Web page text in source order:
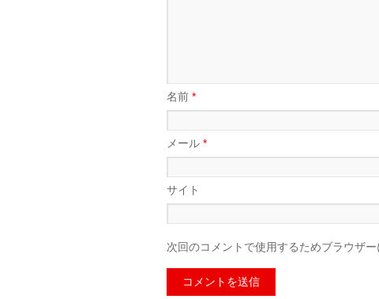
名前 *
メール *
サイト
次回のコメントで使用するためブラウザ